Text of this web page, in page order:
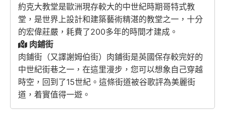
約克大教堂是歐洲現存較大的中世紀時期哥特式教
堂，是世界上設計和建築藝術精湛的教堂之一，十分
的宏偉莊嚴，耗費了200多年的時間才建成。
肉鋪街
肉鋪街（又譯謝姆伯街）肉鋪街是英國保存較完好的
中世紀街巷之一，在這里漫步，您可以想象自己穿越
時空，回到了15世紀。這條街道被谷歌評為美麗街
道，着實值得一遊。